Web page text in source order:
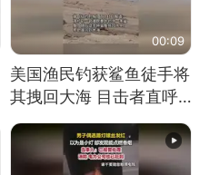
00:09
美国渔民钓获鲨鱼徒手将
其拽回大海 目击者直呼
震惊 （视频来源：参考
消息）